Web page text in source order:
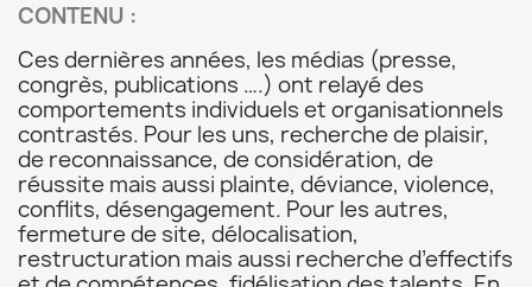
CONTENU :
Ces dernières années, les médias (presse,
congrès, publications ….) ont relayé des
comportements individuels et organisationnels
contrastés. Pour les uns, recherche de plaisir,
de reconnaissance, de considération, de
réussite mais aussi plainte, déviance, violence,
conflits, désengagement. Pour les autres,
fermeture de site, délocalisation,
restructuration mais aussi recherche d’effectifs